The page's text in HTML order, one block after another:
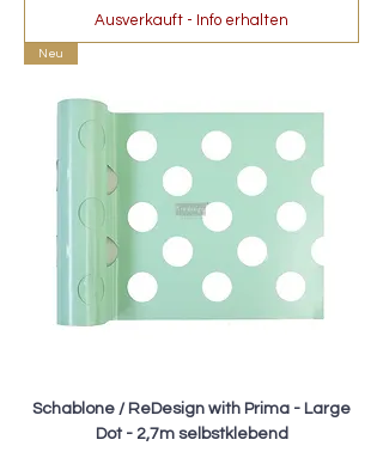
Ausverkauft - Info erhalten
Neu
Schablone / ReDesign with Prima - Large
Dot - 2,7m selbstklebend